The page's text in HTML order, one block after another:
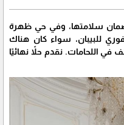
لضمان سلامتها، وفي حي ظهرة
للبيبان، سواء كان هناك
في اللحامات. نقدم حلاً نهائيًا